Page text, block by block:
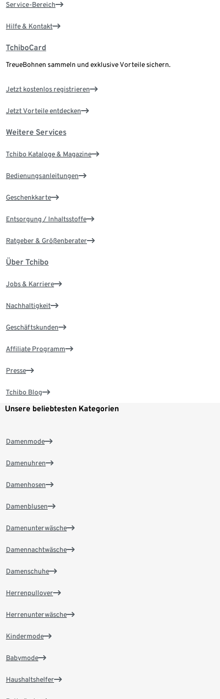
Service-Bereich
Hilfe & Kontakt
TchiboCard
TreueBohnen sammeln und exklusive Vorteile sichern.
Jetzt kostenlos registrieren
Jetzt Vorteile entdecken
Weitere Services
Tchibo Kataloge & Magazine
Bedienungsanleitungen
Geschenkkarte
Entsorgung / Inhaltsstoffe
Ratgeber & Größenberater
Über Tchibo
Jobs & Karriere
Nachhaltigkeit
Geschäftskunden
Affiliate Programm
Presse
Tchibo Blog
Unsere beliebtesten Kategorien
Damenmode
Damenuhren
Damenhosen
Damenblusen
Damenunterwäsche
Damennachtwäsche
Damenschuhe
Herrenpullover
Herrenunterwäsche
Kindermode
Babymode
Haushaltshelfer